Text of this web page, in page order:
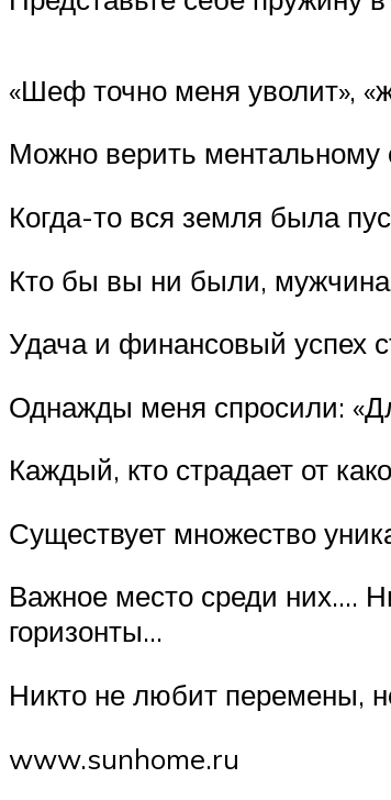
«Шеф точно меня уволит»,
Можно верить
Когда-то вся земля была
Кто бы вы ни были,
Удача и финансовый успех
Однажды меня спросили:
Каждый, кто страдает от
Существует множество
Важное место среди них….
горизонты…
Никто не любит перемены,
www.sunhome.ru